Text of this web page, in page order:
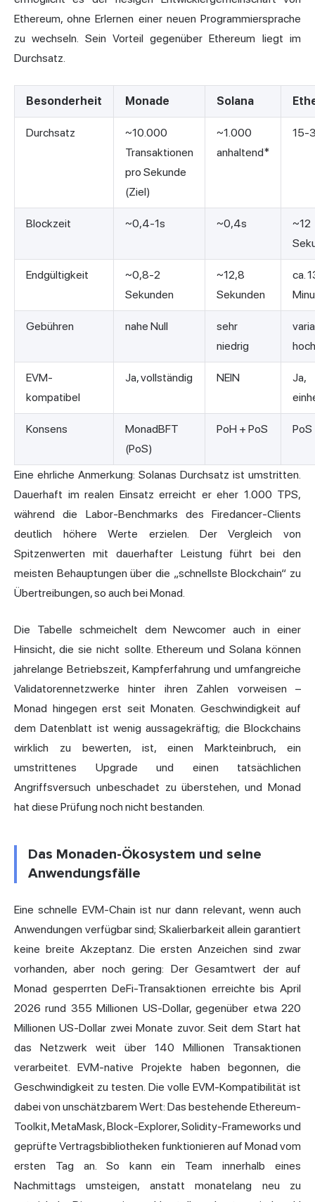
Ethereum, ohne Erlernen einer neuen Programmiersprache
zu wechseln. Sein Vorteil gegenüber Ethereum liegt im
Durchsatz.
Besonderheit Monade Solana
Durchsatz
~10.000
Transaktionen
pro Sekunde
(Ziel)
~1.000
anhaltend*
15-
Blockzeit ~0,4-1s ~0,4s
~12
Endgültigkeit
~0,8-2
Sekunden
~12,8
Sekunden
ca.
Gebühren nahe Null
sehr
niedrig
hoch
EVM-
kompatibel
Ja, vollständig NEIN
Ja,
Konsens
MonadBFT
(PoS)
PoH + PoS PoS
Eine ehrliche Anmerkung: Solanas Durchsatz ist umstritten.
Dauerhaft im realen Einsatz erreicht er eher 1.000 TPS,
während die Labor-Benchmarks des Firedancer-Clients
deutlich höhere Werte erzielen. Der Vergleich von
Spitzenwerten mit dauerhafter Leistung führt bei den
meisten Behauptungen über die „schnellste Blockchain“ zu
Übertreibungen, so auch bei Monad.
Die Tabelle schmeichelt dem Newcomer auch in einer
Hinsicht, die sie nicht sollte. Ethereum und Solana können
jahrelange Betriebszeit, Kampferfahrung und umfangreiche
Validatorennetzwerke hinter ihren Zahlen vorweisen –
Monad hingegen erst seit Monaten. Geschwindigkeit auf
dem Datenblatt ist wenig aussagekräftig; die Blockchains
wirklich zu bewerten, ist, einen Markteinbruch, ein
umstrittenes Upgrade und einen tatsächlichen
Angriffsversuch unbeschadet zu überstehen, und Monad
hat diese Prüfung noch nicht bestanden.
Das Monaden-Ökosystem und seine
Anwendungsfälle
Eine schnelle EVM-Chain ist nur dann relevant, wenn auch
Anwendungen verfügbar sind; Skalierbarkeit allein garantiert
keine breite Akzeptanz. Die ersten Anzeichen sind zwar
vorhanden, aber noch gering: Der Gesamtwert der auf
Monad gesperrten DeFi-Transaktionen erreichte bis April
2026 rund 355 Millionen US-Dollar, gegenüber etwa 220
Millionen US-Dollar zwei Monate zuvor. Seit dem Start hat
das Netzwerk weit über 140 Millionen Transaktionen
verarbeitet. EVM-native Projekte haben begonnen, die
Geschwindigkeit zu testen. Die volle EVM-Kompatibilität ist
dabei von unschätzbarem Wert: Das bestehende Ethereum-
Toolkit, MetaMask, Block-Explorer, Solidity-Frameworks und
geprüfte Vertragsbibliotheken funktionieren auf Monad vom
ersten Tag an. So kann ein Team innerhalb eines
Nachmittags umsteigen, anstatt monatelang neu zu